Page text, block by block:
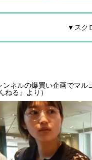
▼スク
ンネルの爆買い企画でマ
ねる』より）